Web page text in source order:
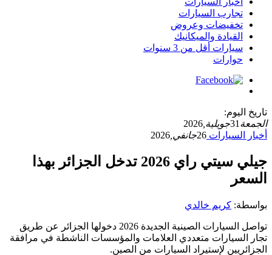
تجارب السيارات
تخفيضات وعروض
القيادة والميكانيك
سيارات أقل من 3 سنوات
حوارات
تاريخ اليوم:
الجمعة 31جويلية, 2026
أخبار السيارات 26جانفي, 2026
جيلي سيتي راي 2026 تدخل الجزائر بهذا
السعر
بواسطة: كريم خالدي
تواصل السيارات الصينية الجديدة 2026 دخولها الجزائر عن طريق
تجار السيارات متعددي العلامات والمؤسسات الناشطة في مرافقة
الجزائريين لإستيراد السيارات من الصين.